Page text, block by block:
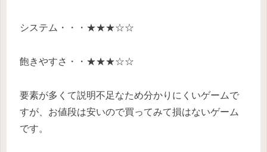
システム・・・★★★☆☆
飽きやすさ・・★★★☆☆
要素が多くて説明不足なため分かりにくいゲームで
すが、お値段は安いので買ってみて損はないゲーム
です。